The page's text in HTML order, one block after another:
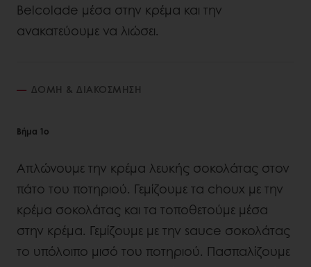
Belcolade μέσα στην κρέμα και την
ανακατεύουμε να λιώσει.
ΔΟΜΗ & ΔΙΑΚΟΣΜΗΣΗ
Βήμα 1ο
Απλώνουμε την κρέμα λευκής σοκολάτας στον
πάτο του ποτηριού. Γεμίζουμε τα choux με την
κρέμα σοκολάτας και τα τοποθετούμε μέσα
στην κρέμα. Γεμίζουμε με την sauce σοκολάτας
το υπόλοιπο μισό του ποτηριού. Πασπαλίζουμε